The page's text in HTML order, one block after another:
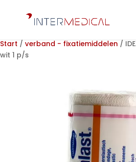
Start / verband - fixatiemiddelen /
wit 1 p/s